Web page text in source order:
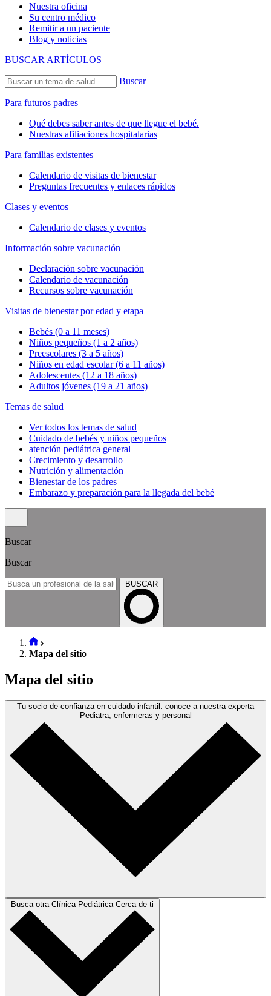
Nuestra oficina
Su centro médico
Remitir a un paciente
Blog y noticias
BUSCAR ARTÍCULOS
Buscar
Para futuros padres
Qué debes saber antes de que llegue el bebé.
Nuestras afiliaciones hospitalarias
Para familias existentes
Calendario de visitas de bienestar
Preguntas frecuentes y enlaces rápidos
Clases y eventos
Calendario de clases y eventos
Información sobre vacunación
Declaración sobre vacunación
Calendario de vacunación
Recursos sobre vacunación
Visitas de bienestar por edad y etapa
Bebés (0 a 11 meses)
Niños pequeños (1 a 2 años)
Preescolares (3 a 5 años)
Niños en edad escolar (6 a 11 años)
Adolescentes (12 a 18 años)
Adultos jóvenes (19 a 21 años)
Temas de salud
Ver todos los temas de salud
Cuidado de bebés y niños pequeños
atención pediátrica general
Crecimiento y desarrollo
Nutrición y alimentación
Bienestar de los padres
Embarazo y preparación para la llegada del bebé
Buscar
Buscar
BUSCAR
Mapa del sitio
Mapa del sitio
Tu socio de confianza en cuidado infantil: conoce a nuestra experta
Pediatra, enfermeras y personal
Busca otra Clínica Pediátrica Cerca de ti